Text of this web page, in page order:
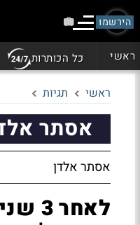
הירשמו
ראשי כל הכותרות
ראשי תגיות
אסתר
אסתר אלדן